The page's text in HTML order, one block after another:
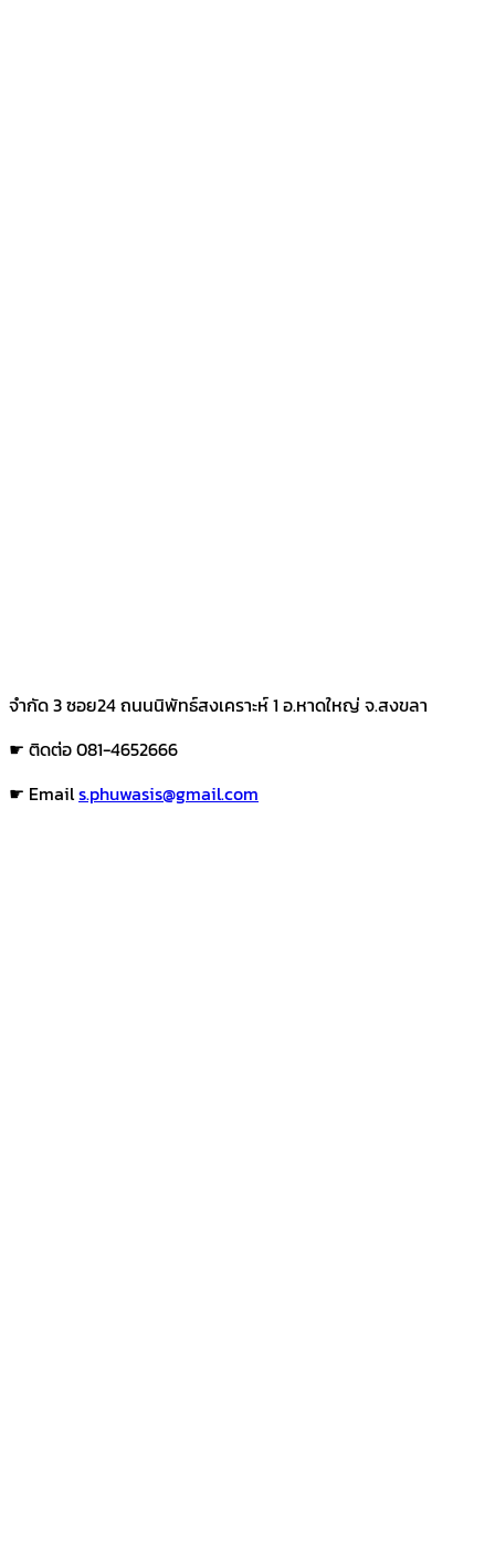
จำกัด 3 ซอย24 ถนนนิพัทธ์สงเคราะห์ 1 อ.หาดใหญ่ จ.สงขลา
☛ ติดต่อ 081-4652666
☛ Emails.phuwasis@gmail.com